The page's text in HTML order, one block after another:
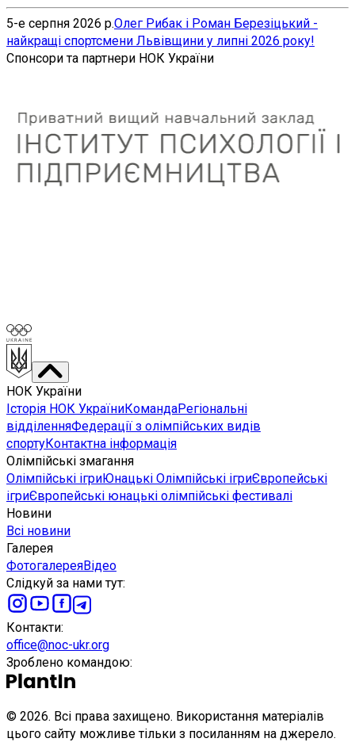
5-е серпня 2026 р.Олег Рибак і Роман Березіцький -
найкращі спортсмени Львівщини у липні 2026 року!
Спонсори та партнери НОК України
НОК України
Історія НОК УкраїниКомандаРегіональні
відділенняФедерації з олімпійських видів
спортуКонтактна інформація
Олімпійські змагання
Олімпійські ігриЮнацькі Олімпійські ігриЄвропейські
ігриЄвропейські юнацькі олімпійські фестивалі
Новини
Всі новини
Галерея
ФотогалереяВідео
Слідкуй за нами тут:
Контакти:
office@noc-ukr.org
Зроблено командою:
© 2026. Всі права захищено. Використання матеріалів
цього сайту можливе тільки з посиланням на джерело.